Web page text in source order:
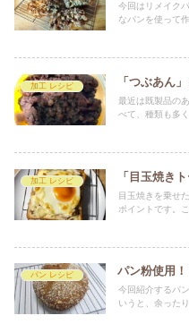
今回はリメイク
なパンを使って
加工 レシピ 「つぶあん
最近は既製品の
べて、種類も多
加工 レシピ 「目玉焼き
目玉焼きを乗せ
ポイントです。
パン レシピ パン粉使用
今回紹介するパ
いうと、余った